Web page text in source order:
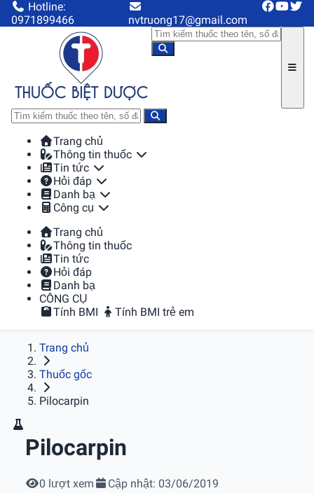
Hotline:
0971899466
nvtruong17@gmail.com
Trang chủ
Thông tin thuốc
Tin tức
Hỏi đáp
Danh bạ
Công cụ
Trang chủ
Thông tin thuốc
Tin tức
Hỏi đáp
Danh bạ
CÔNG CỤ
Tính BMI
Tính BMI trẻ em
Trang chủ
Thuốc gốc
Pilocarpin
Pilocarpin
0 lượt xem Cập nhật: 03/06/2019